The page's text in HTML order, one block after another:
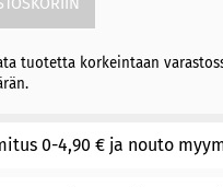
tuotetta korkeintaan
0-4,90 € ja nouto